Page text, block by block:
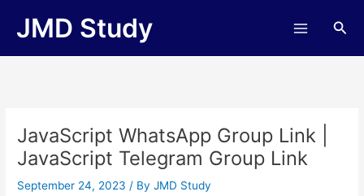
JMD Study
JavaScript WhatsApp Group Link |
JavaScript Telegram Group Link
September 24, 2023/ ByJMD Study